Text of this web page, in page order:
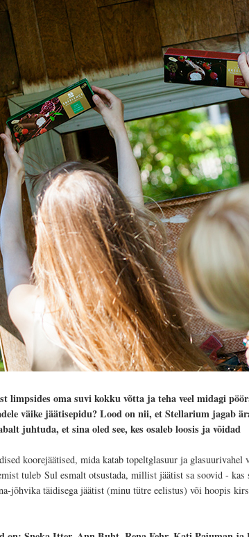
limpsides oma suvi kokku võtta ja teha veel midagi
väike jäätisepidu? Lood on nii, et Stellarium jagab
juhtuda, et sina oled see, kes osaleb loosis ja võidad
koorejäätised, mida katab topeltglasuur ja
tulebSul esmalt otsustada, millist jäätist sa soovid -
jõhvika täidisega jäätist (minu tütre eelistus) või hoopis